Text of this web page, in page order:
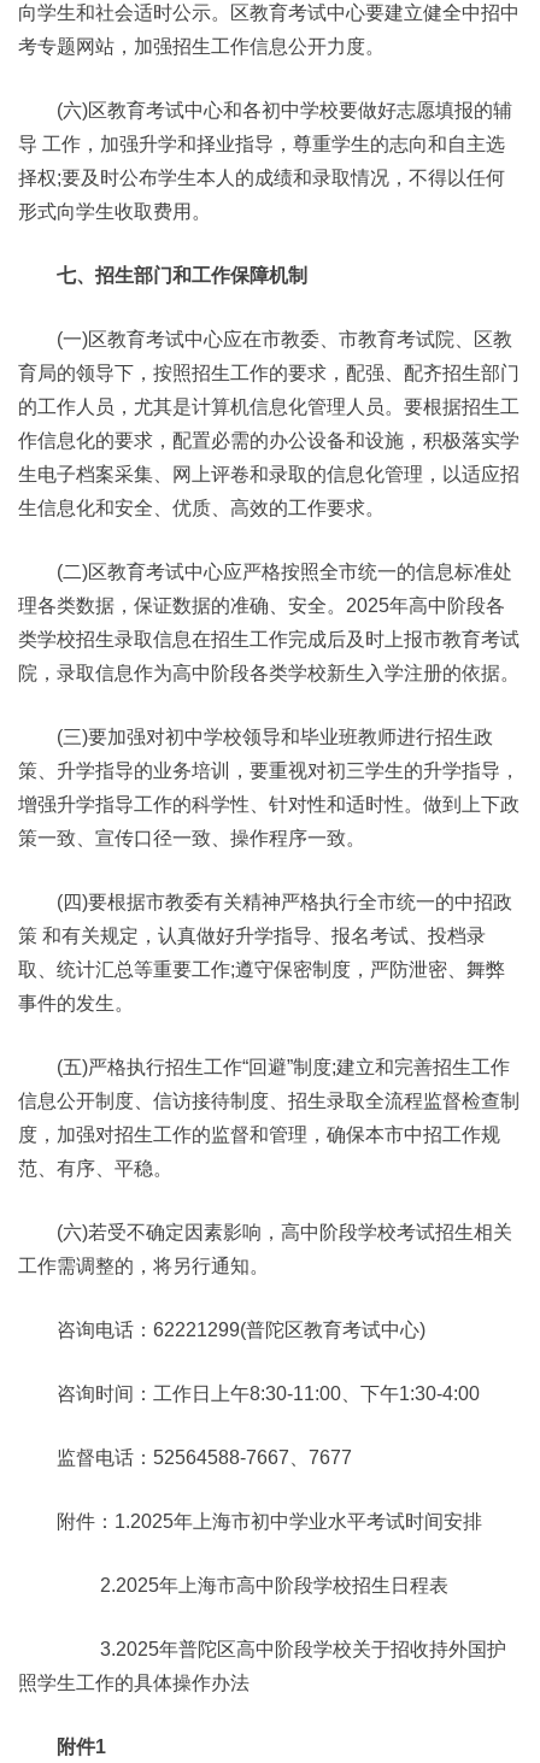
向学生和社会适时公示。区教育考试中心要建立健全中招中
考专题网站，加强招生工作信息公开力度。
(六)区教育考试中心和各初中学校要做好志愿填报的辅
导 工作，加强升学和择业指导，尊重学生的志向和自主选
择权;要及时公布学生本人的成绩和录取情况，不得以任何
形式向学生收取费用。
七、招生部门和工作保障机制
(一)区教育考试中心应在市教委、市教育考试院、区教
育局的领导下，按照招生工作的要求，配强、配齐招生部门
的工作人员，尤其是计算机信息化管理人员。要根据招生工
作信息化的要求，配置必需的办公设备和设施，积极落实学
生电子档案采集、网上评卷和录取的信息化管理，以适应招
生信息化和安全、优质、高效的工作要求。
(二)区教育考试中心应严格按照全市统一的信息标准处
理各类数据，保证数据的准确、安全。2025年高中阶段各
类学校招生录取信息在招生工作完成后及时上报市教育考试
院，录取信息作为高中阶段各类学校新生入学注册的依据。
(三)要加强对初中学校领导和毕业班教师进行招生政
策、升学指导的业务培训，要重视对初三学生的升学指导，
增强升学指导工作的科学性、针对性和适时性。做到上下政
策一致、宣传口径一致、操作程序一致。
(四)要根据市教委有关精神严格执行全市统一的中招政
策 和有关规定，认真做好升学指导、报名考试、投档录
取、统计汇总等重要工作;遵守保密制度，严防泄密、舞弊
事件的发生。
(五)严格执行招生工作“回避”制度;建立和完善招生工作
信息公开制度、信访接待制度、招生录取全流程监督检查制
度，加强对招生工作的监督和管理，确保本市中招工作规
范、有序、平稳。
(六)若受不确定因素影响，高中阶段学校考试招生相关
工作需调整的，将另行通知。
咨询电话：62221299(普陀区教育考试中心)
咨询时间：工作日上午8:30-11:00、下午1:30-4:00
监督电话：52564588-7667、7677
附件：1.2025年上海市初中学业水平考试时间安排
2.2025年上海市高中阶段学校招生日程表
3.2025年普陀区高中阶段学校关于招收持外国护
照学生工作的具体操作办法
附件1